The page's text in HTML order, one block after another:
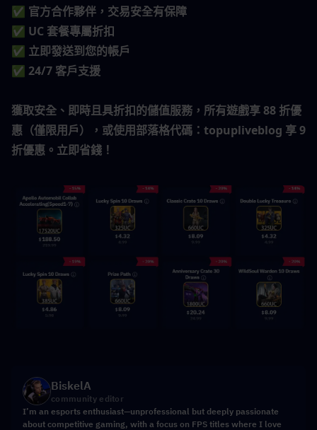
✅ 官方合作夥伴，交易安全有保障
✅ UC 套餐專屬折扣
✅ 立即發送到您的帳戶
✅ 24/7 客戶支援
獲取安全、即時且具折扣的儲值服務，所有遊戲享 88 折優
惠（僅限用戶），或使用部落格代碼：topupliveblog 享 9
折優惠。立即省錢！
BiskelA
community editor
I’m an esports enthusiast—unprofessional but deeply passionate
about competitive gaming, with a focus on FPS titles where I love